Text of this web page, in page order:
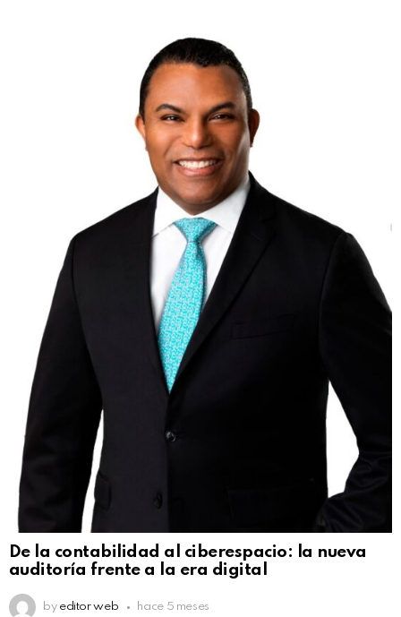
De la contabilidad al ciberespacio: la nueva
auditoría frente a la era digital
by editor web hace 5 meses